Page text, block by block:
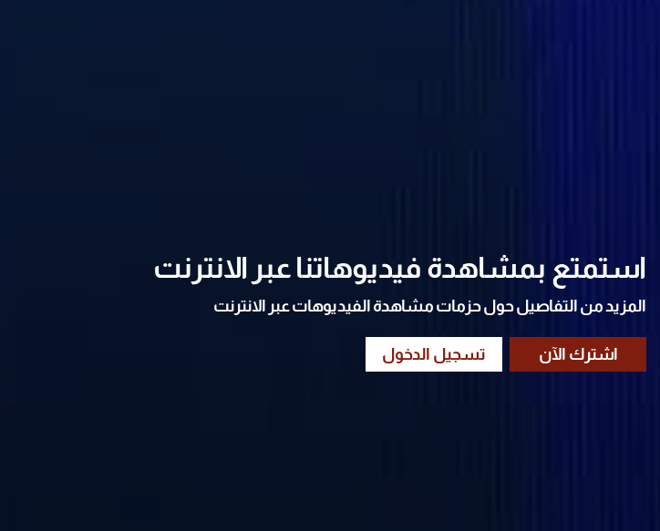
استمتع بمشاهدة فيديوهاتنا عبر الانترنت
المزيد من التفاصيل حول حزمات مشاهدة الفيديوهات عبر الانترنت